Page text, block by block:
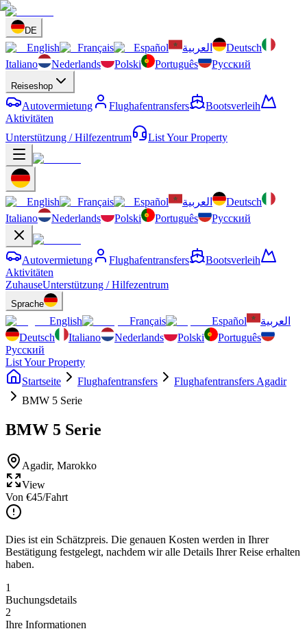
DE
English Français Español العربية
Deutsch
Italiano
Nederlands Polski Português Русский
Reiseshop
Autovermietung Flughafentransfers
Bootsverleih
Aktivitäten
Unterstützung / Hilfezentrum
List Your Property
English Français Español العربية
Deutsch
Italiano
Nederlands Polski Português Русский
Autovermietung Flughafentransfers
Bootsverleih
Aktivitäten
ZuhauseUnterstützung / Hilfezentrum
Sprache
English Français Español
العربية
Deutsch
Italiano Nederlands Polski
Português
Русский
List Your Property
Startseite
Flughafentransfers
Flughafentransfers Agadir
BMW 5 Serie
BMW 5 Serie
Agadir, Marokko
View
Von €45/Fahrt
Dies ist ein Schätzpreis. Die genauen Kosten werden in Ihrer
Bestätigung festgelegt, nachdem wir alle Details Ihrer Reise erhalten
haben.
1
Buchungsdetails
2
Ihre Informationen